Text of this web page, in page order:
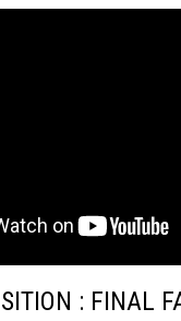
: FINAL